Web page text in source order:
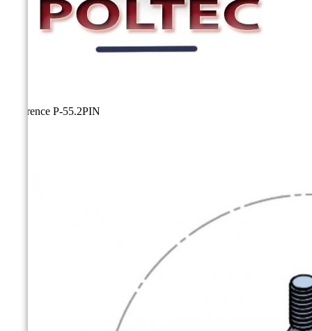
Référence P-55.2PIN